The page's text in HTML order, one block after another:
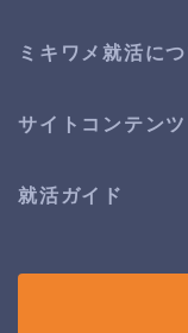
ミキワメ就活に
サイトコンテンツ
就活ガイド